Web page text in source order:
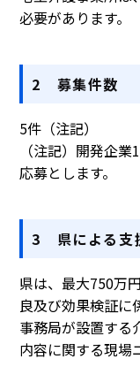
必要があります。
2 募集件数
5件（注記）
（注記）開発企
応募とします。
3 県による支
県は、最大750万
良及び効果検証に
事務局が設置する
内容に関する現場